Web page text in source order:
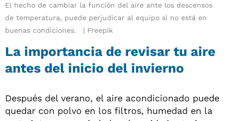
El hecho de cambiar la función del aire ante los descensos
de temperatura, puede perjudicar al equipo si no está en
buenas condiciones.
Freepik
La importancia de revisar tu aire
antes del inicio del invierno
Después del verano, el aire acondicionado puede
quedar con polvo en los filtros, humedad en la